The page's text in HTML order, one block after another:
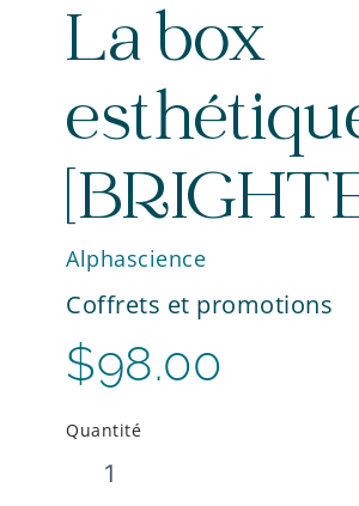
La box
Alphascience
Coffrets et promotions
$98.00
Quantité
quantité